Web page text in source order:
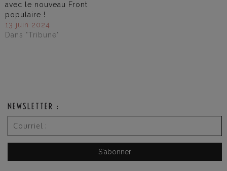
avec le nouveau Front
populaire !
13 juin 2024
Dans "Tribune"
NEWSLETTER :